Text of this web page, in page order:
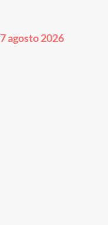
7 agosto 2026